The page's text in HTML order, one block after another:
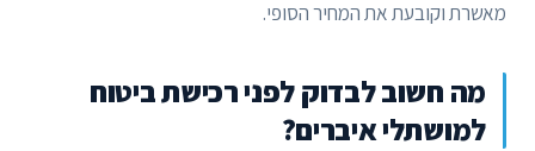
מאשרת וקובעת את המחיר הסופי.
מה חשוב לבדוק לפני רכישת ביטוח
למושתלי איברים?